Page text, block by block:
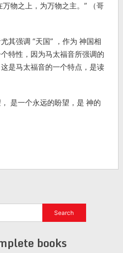
物之上，为万物之主。” （哥
其强调 “天国” ，作为 神国相
特性，因为马太福音所强调的
是马太福音的一个特点，是读
是一个永远的盼望，是 神的
books